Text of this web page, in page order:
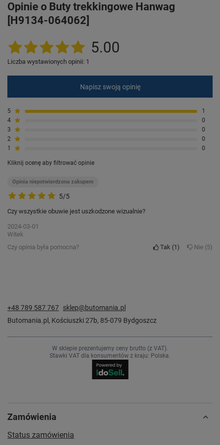
Opinie o Buty trekkingowe Hanwag
[H9134-064062]
5.00
Liczba wystawionych opinii: 1
Napisz swoją opinię
5
1
4
0
3
0
2
0
1
0
Kliknij ocenę aby filtrować opinie
5/5
Opinia niepotwierdzona zakupem
Czy wszystkie obuwie jest uszkodzone wizualnie?
2024-03-01
Witek
Czy opinia była pomocna?
Tak 1 Nie 5
+48 789 587 767 sklep@butomania.pl
Butomania.pl , Kościuszki 27b, 85-079 Bydgoszcz
W sklepie prezentujemy ceny brutto (z VAT).
Stawki VAT dla konsumentów z kraju: Polska.
Zamówienia
Status zamówienia